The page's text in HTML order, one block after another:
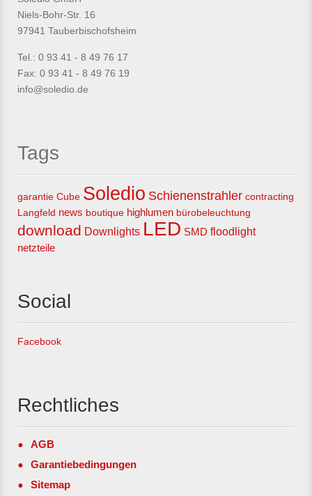
Niels-Bohr-Str. 16
97941 Tauberbischofsheim
Tel.: 0 93 41 - 8 49 76 17
Fax: 0 93 41 - 8 49 76 19
info@soledio.de
Tags
garantie Cube Soledio Schienenstrahler contracting
Langfeld news boutique highlumen bürobeleuchtung
download Downlights LED SMD floodlight
netzteile
Social
Facebook
Rechtliches
AGB
Garantiebedingungen
Sitemap